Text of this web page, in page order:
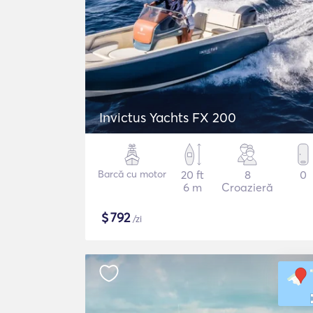
Invictus Yachts FX 200
Barcă cu motor
20 ft
6 m
8
Croazieră
0
$792/zi